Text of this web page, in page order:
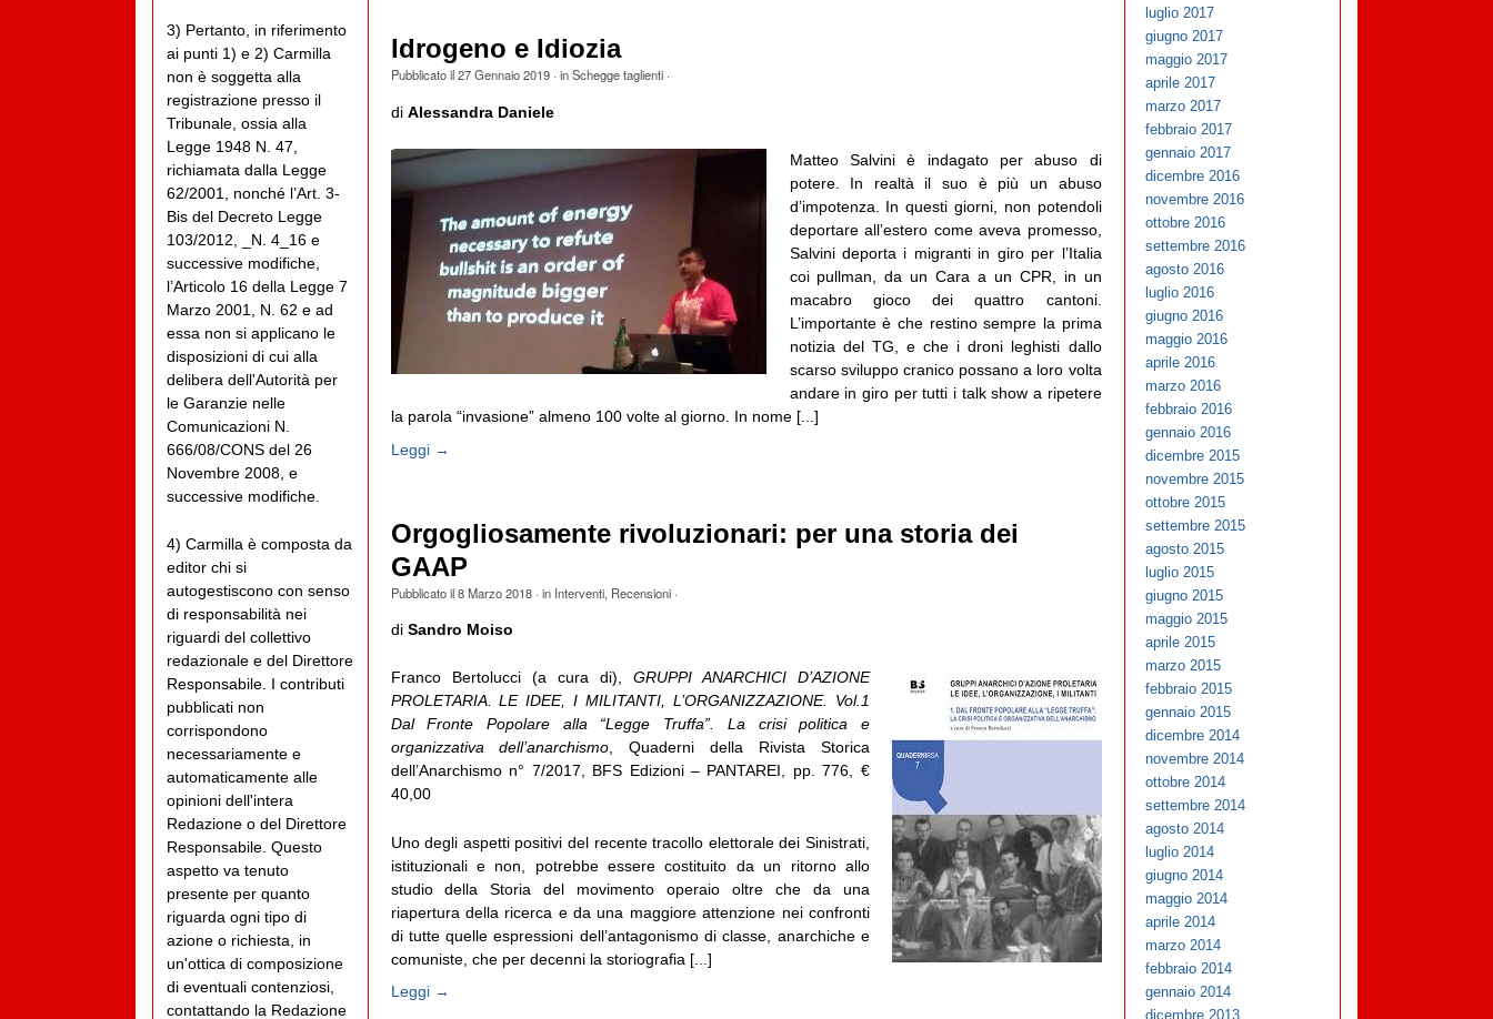
Idrogeno e Idiozia
Pubblicato il27 Gennaio 2019· inSchegge taglienti·
diAlessandra Daniele
Matteo Salvini è indagato per abuso di
potere. In realtà il suo è più un abuso
d’impotenza. In questi giorni, non potendoli
deportare all’estero come aveva promesso,
Salvini deporta i migranti in giro per l’Italia
coi pullman, da un Cara a un CPR, in un
macabro gioco dei quattro cantoni.
L’importante è che restino sempre la prima
notizia del TG, e che i droni leghisti dallo
scarso sviluppo cranico possano a loro volta
andare in giro per tutti i talk show a ripetere
la parola “invasione” almeno 100 volte al giorno. In nome [...]
Leggi →
Orgogliosamente rivoluzionari: per una storia dei
GAAP
Pubblicato il8 Marzo 2018· in Interventi, Recensioni·
di Sandro Moiso
Franco Bertolucci (a cura di), GRUPPI ANARCHICI D’AZIONE
PROLETARIA. LE IDEE, I MILITANTI, L’ORGANIZZAZIONE. Vol.1
Dal Fronte Popolare alla “Legge Truffa”. La crisi politica e
organizzativa dell’anarchismo, Quaderni della Rivista Storica
dell’Anarchismo n° 7/2017, BFS Edizioni – PANTAREI, pp. 776, €
40,00
Uno degli aspetti positivi del recente tracollo elettorale dei Sinistrati,
istituzionali e non, potrebbe essere costituito da un ritorno allo
studio della Storia del movimento operaio oltre che da una
riapertura della ricerca e da una maggiore attenzione nei confronti
di tutte quelle espressioni dell’antagonismo di classe, anarchiche e
comuniste, che per decenni la storiografia [...]
Leggi →
3) Pertanto, in riferimento
ai punti 1) e 2) Carmilla
non è soggetta alla
registrazione presso il
Tribunale, ossia alla
Legge 1948 N. 47,
richiamata dalla Legge
62/2001, nonché l’Art. 3-
Bis del Decreto Legge
103/2012, _N. 4_16 e
successive modifiche,
l’Articolo 16 della Legge 7
Marzo 2001, N. 62 e ad
essa non si applicano le
disposizioni di cui alla
delibera dell'Autorità per
le Garanzie nelle
Comunicazioni N.
666/08/CONS del 26
Novembre 2008, e
successive modifiche.
4) Carmilla è composta da
editor chi si
autogestiscono con senso
di responsabilità nei
riguardi del collettivo
redazionale e del Direttore
Responsabile. I contributi
pubblicati non
corrispondono
necessariamente e
automaticamente alle
opinioni dell'intera
Redazione o del Direttore
Responsabile. Questo
aspetto va tenuto
presente per quanto
riguarda ogni tipo di
azione o richiesta, in
un'ottica di composizione
di eventuali contenziosi,
contattando la Redazione
luglio 2017
giugno 2017
maggio 2017
aprile 2017
marzo 2017
febbraio 2017
gennaio 2017
dicembre 2016
novembre 2016
ottobre 2016
settembre 2016
agosto 2016
luglio 2016
giugno 2016
maggio 2016
aprile 2016
marzo 2016
febbraio 2016
gennaio 2016
dicembre 2015
novembre 2015
ottobre 2015
settembre 2015
agosto 2015
luglio 2015
giugno 2015
maggio 2015
aprile 2015
marzo 2015
febbraio 2015
gennaio 2015
dicembre 2014
novembre 2014
ottobre 2014
settembre 2014
agosto 2014
luglio 2014
giugno 2014
maggio 2014
aprile 2014
marzo 2014
febbraio 2014
gennaio 2014
dicembre 2013